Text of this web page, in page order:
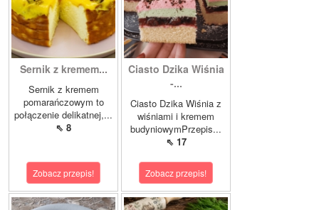
Sernik z kremem...
Sernik z kremem
pomarańczowym to
połączenie delikatnej,...
⇖ 8
Zobacz przepis!
Ciasto Dzika Wiśnia
-...
Ciasto Dzika Wiśnia z
wiśniami i kremem
budyniowymPrzepis...
⇖ 17
Zobacz przepis!